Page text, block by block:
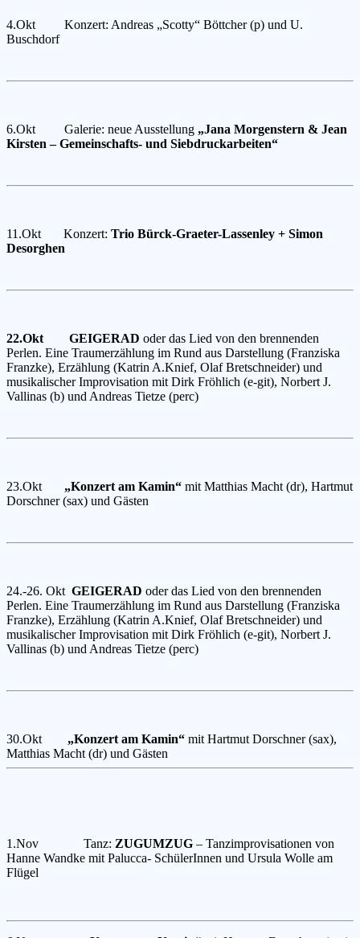
4.Okt Konzert: Andreas „Scotty“ Böttcher (p) und U.
Buschdorf
6.Okt Galerie: neue Ausstellung „Jana Morgenstern & Jean
Kirsten – Gemeinschafts- und Siebdruckarbeiten“
11.Okt Konzert: Trio Bürck-Graeter-Lassenley + Simon
Desorghen
22.Okt GEIGERAD oder das Lied von den brennenden
Perlen. Eine Traumerzählung im Rund aus Darstellung (Franziska
Franzke), Erzählung (Katrin A.Knief, Olaf Bretschneider) und
musikalischer Improvisation mit Dirk Fröhlich (e-git), Norbert J.
Vallinas (b) und Andreas Tietze (perc)
23.Okt „Konzert am Kamin“ mit Matthias Macht (dr), Hartmut
Dorschner (sax) und Gästen
24.-26. Okt GEIGERAD oder das Lied von den brennenden
Perlen. Eine Traumerzählung im Rund aus Darstellung (Franziska
Franzke), Erzählung (Katrin A.Knief, Olaf Bretschneider) und
musikalischer Improvisation mit Dirk Fröhlich (e-git), Norbert J.
Vallinas (b) und Andreas Tietze (perc)
30.Okt „Konzert am Kamin“ mit Hartmut Dorschner (sax),
Matthias Macht (dr) und Gästen
1.Nov Tanz: ZUGUMZUG – Tanzimprovisationen von
Hanne Wandke mit Palucca- SchülerInnen und Ursula Wolle am
Flügel